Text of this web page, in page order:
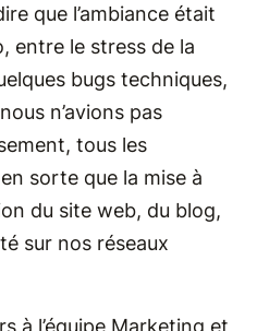
que l’ambiance était
entre le stress de la
bugs techniques,
n’avions pas
tous les
sorte que la mise à
du site web, du blog,
sur nos réseaux
à l’équipe Marketing et